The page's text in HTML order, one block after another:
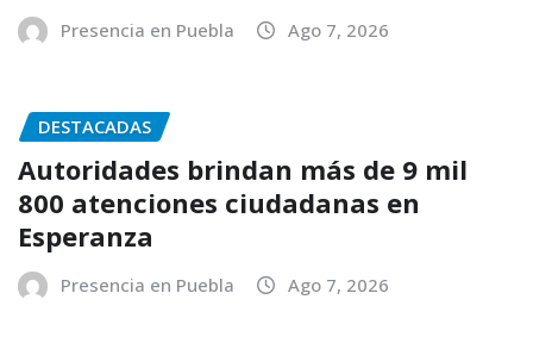
Presencia en Puebla Ago 7, 2026
DESTACADAS
Autoridades brindan más de 9 mil
800 atenciones ciudadanas en
Esperanza
Presencia en Puebla Ago 7, 2026